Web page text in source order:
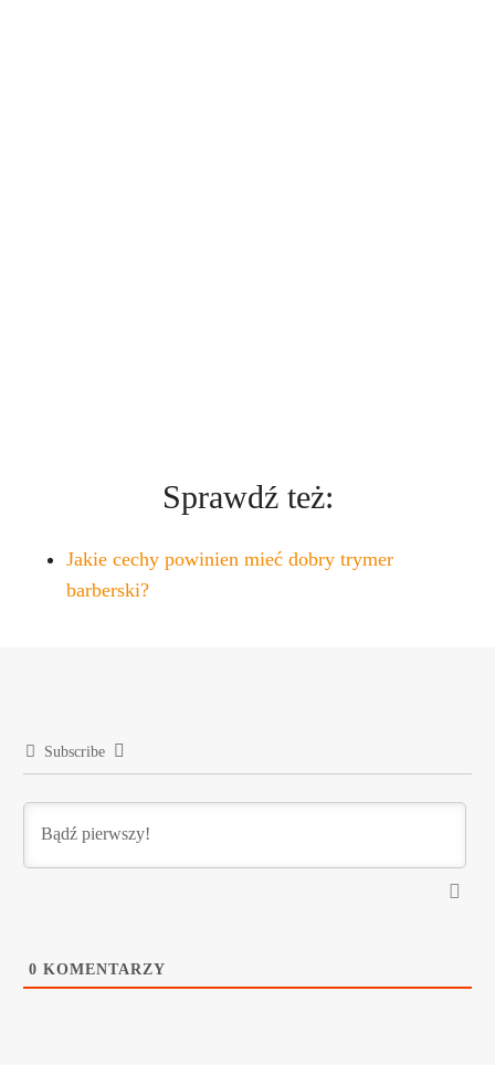
Sprawdź też:
Jakie cechy powinien mieć dobry trymer
barberski?
Subscribe
0 KOMENTARZY